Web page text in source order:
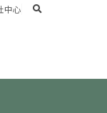
中心 search